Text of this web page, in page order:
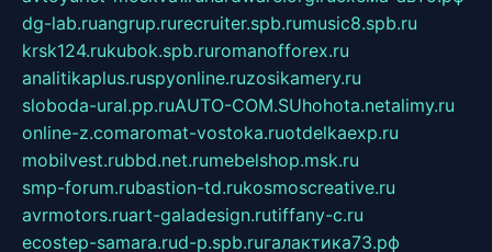
dg-lab.ruangrup.rurecruiter.spb.rumusic8.spb.ru
krsk124.rukubok.spb.ruromanofforex.ru
analitikaplus.ruspyonline.ruzosikamery.ru
sloboda-ural.pp.ruAUTO-COM.SUhohota.netalimy.ru
online-z.comaromat-vostoka.ruotdelkaexp.ru
mobilvest.rubbd.net.rumebelshop.msk.ru
smp-forum.rubastion-td.rukosmoscreative.ru
avrmotors.ruart-galadesign.rutiffany-c.ru
ecostep-samara.rud-p.spb.ruгалактика73.рф